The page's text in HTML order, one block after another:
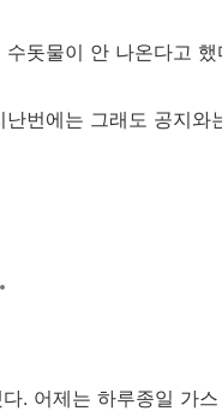
돗물이 안 나온다고 했
번에는 그래도 공지와
. 어제는 하루종일 가